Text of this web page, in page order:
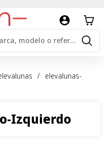
/ elevalunas-
Izquierdo